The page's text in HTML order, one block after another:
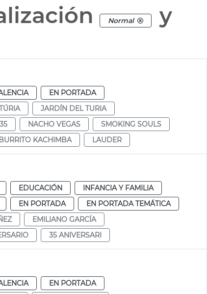
Normal
y
EN PORTADA
JARDÍN DEL TURIA
NACHO VEGAS
SMOKING SOULS
KACHIMBA LAUDER
EDUCACIÓN
INFANCIA Y FAMILIA
EN PORTADA
EN PORTADA TEMÁTICA
EMILIANO GARCÍA
35 ANIVERSARI
EN PORTADA